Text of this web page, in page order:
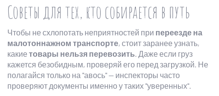
Советы для тех, кто собирается в путь
Чтобы не схлопотать неприятностей при переезде на
малотоннажном транспорте, стоит заранее узнать,
какие товары нельзя перевозить. Даже если груз
кажется безобидным, проверяй его перед загрузкой. Не
полагайся только на "авось" — инспекторы часто
проверяют документы именно у таких "уверенных".